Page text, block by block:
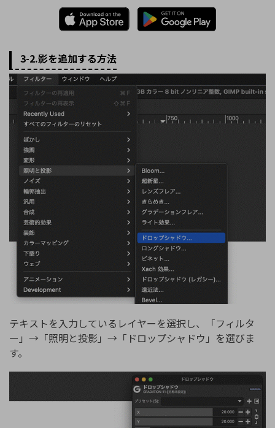
3-2.影を追加する方法
テキストを入力しているレイヤーを選択し、「フィルタ
ー」→「照明と投影」→「ドロップシャドウ」を選びま
す。